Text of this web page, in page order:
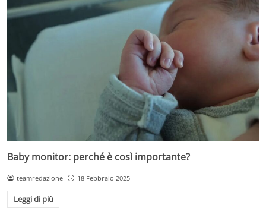
Baby monitor: perché è così importante?
teamredazione 18 Febbraio 2025
Leggi di più